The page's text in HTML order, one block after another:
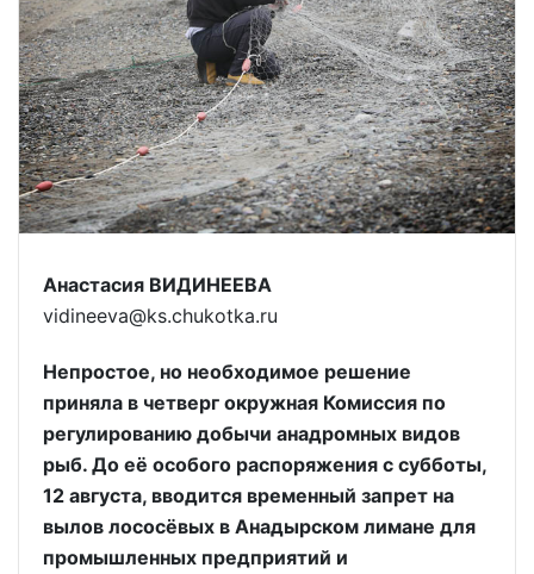
Анастасия ВИДИНЕЕВА
vidineeva@ks.chukotka.ru
Непростое, но необходимое решение
приняла в четверг окружная Комиссия по
регулированию добычи анадромных видов
рыб. До её особого распоряжения с субботы,
12 августа, вводится временный запрет на
вылов лососёвых в Анадырском лимане для
промышленных предприятий и